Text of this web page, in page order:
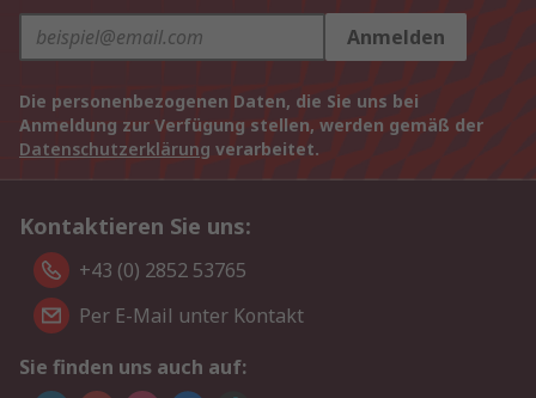
Anmelden
Die personenbezogenen Daten, die Sie uns bei
Anmeldung zur Verfügung stellen, werden gemäß der
Datenschutzerklärung verarbeitet.
Kontaktieren Sie uns:
+43 (0) 2852 53765
Per E-Mail unter Kontakt
Sie finden uns auch auf: